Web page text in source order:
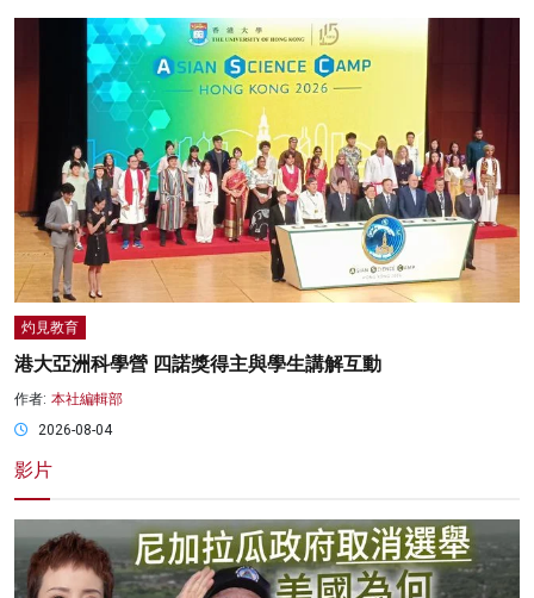
灼見教育
港大亞洲科學營 四諾獎得主與學生講解互動
作者: 本社編輯部
2026-08-04
影片